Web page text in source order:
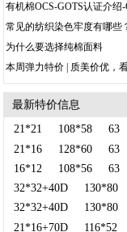
有机棉OCS-GOTS认证介绍
常见的纺织染色牢度有哪些
为什么要选择纯棉面料
本周弹力特价 | 质美价优，
最新特价信息
21*21 108*58 63
21*16
128*60 63
16*12
108*56 63
32*32+40D
130*80
32*32+40D
130*80
21*16+70D
116*52